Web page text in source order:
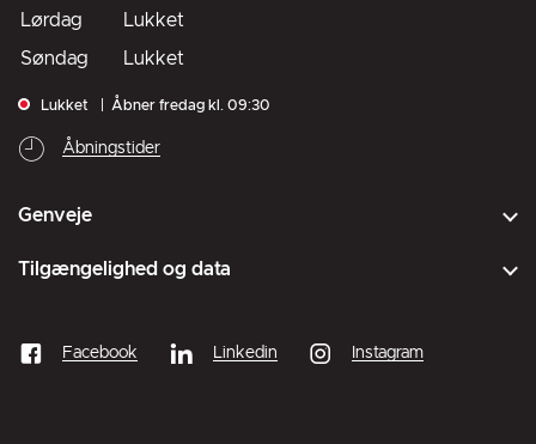
Lørdag
Lukket
Søndag
Lukket
Lukket Åbner fredag kl. 09:30
Åbningstider
Genveje
Tilgængelighed og data
Facebook Linkedin Instagram